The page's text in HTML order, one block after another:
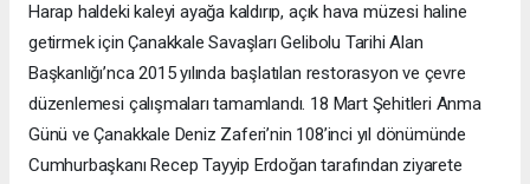
Harap haldeki kaleyi ayağa kaldırıp, açık hava müzesi haline
getirmek için Çanakkale Savaşları Gelibolu Tarihi Alan
Başkanlığı’nca 2015 yılında başlatılan restorasyon ve çevre
düzenlemesi çalışmaları tamamlandı. 18 Mart Şehitleri Anma
Günü ve Çanakkale Deniz Zaferi’nin 108’inci yıl dönümünde
Cumhurbaşkanı Recep Tayyip Erdoğan tarafından ziyarete